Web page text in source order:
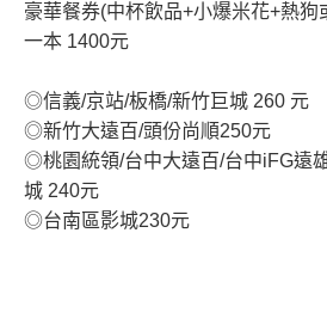
豪華餐券(中杯飲品+小爆米花+熱狗
一本 1400元
◎信義/京站/板橋/新竹巨城 260 元
◎新竹大遠百/頭份尚順250元
◎桃園統領/台中大遠百/台中iFG遠
城 240元
◎台南區影城230元